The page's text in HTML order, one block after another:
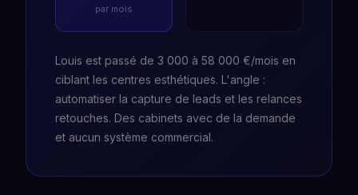
par mois
Louis est passé de 3 000 à 58 000 €/mois en
ciblant les centres esthétiques. L'angle :
automatiser la capture de leads et les relances
retouches. Des cabinets avec de la demande
et aucun système commercial.